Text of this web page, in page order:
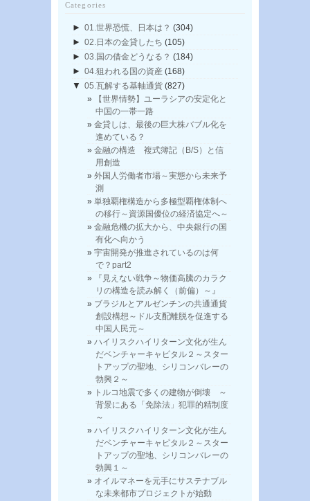
Categories
► 01.世界恐慌、日本は？ (304)
► 02.日本の金貸したち (105)
► 03.国の借金どうなる？ (184)
► 04.狙われる国の資産 (168)
▼ 05.瓦解する基軸通貨 (827)
【世界情勢】ユーラシアの安定化と
中国の一帯一路
金貸しは、最後の巨大株バブル化を
進めている？
金融の構造 複式簿記（B/S）と信
用創造
外国人労働者市場～実態から未来予
測
単独覇権構造から多極型覇権体制へ
の移行～資源国優位の経済協定へ～
金融危機の拡大から、中央銀行の国
有化へ向かう
宇宙開発が推進されているのは何
で？part2
『見えない戦争～物価高騰のカラク
リの構造を読み解く（前偏）～』
ブラジルとアルゼンチンの共通通貨
創設構想～ドル支配離脱を促進する
中国人民元～
ハイリスクハイリターン文化が生ん
だベンチャーキャピタル２～スター
トアップの聖地、シリコンバレーの
勃興２～
トルコ地震で多くの建物が倒壊 ～
背景にある「免除法」犯罪的精制度
～
ハイリスクハイリターン文化が生ん
だベンチャーキャピタル２～スター
トアップの聖地、シリコンバレーの
勃興１～
オイルマネーを元手にサステナブル
な未来都市プロジェクトが始動